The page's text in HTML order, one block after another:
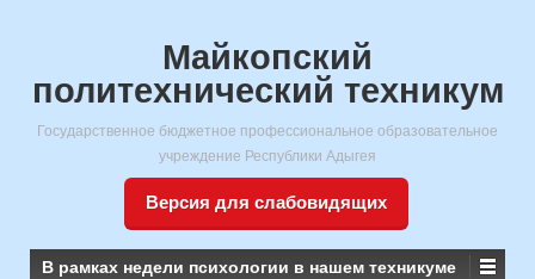
Майкопский
политехнический техникум
Государственное бюджетное профессиональное образовательное
учреждение Республики Адыгея
Версия для слабовидящих
В рамках недели психологии в нашем техникуме